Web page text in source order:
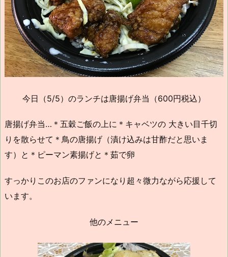
今日（5/5）のランチは唐揚げ弁当（600円税込）
唐揚げ弁当…＊五穀ご飯の上に＊キャベツの 大きい目千切
りを散らせて＊鳥の唐揚げ（漬け込みは甘酢だと思いま
す）と＊ピーマン素揚げと＊茹で卵
すっかりこのお店のファンになり超々微力ながら応援して
います。
他のメニュー